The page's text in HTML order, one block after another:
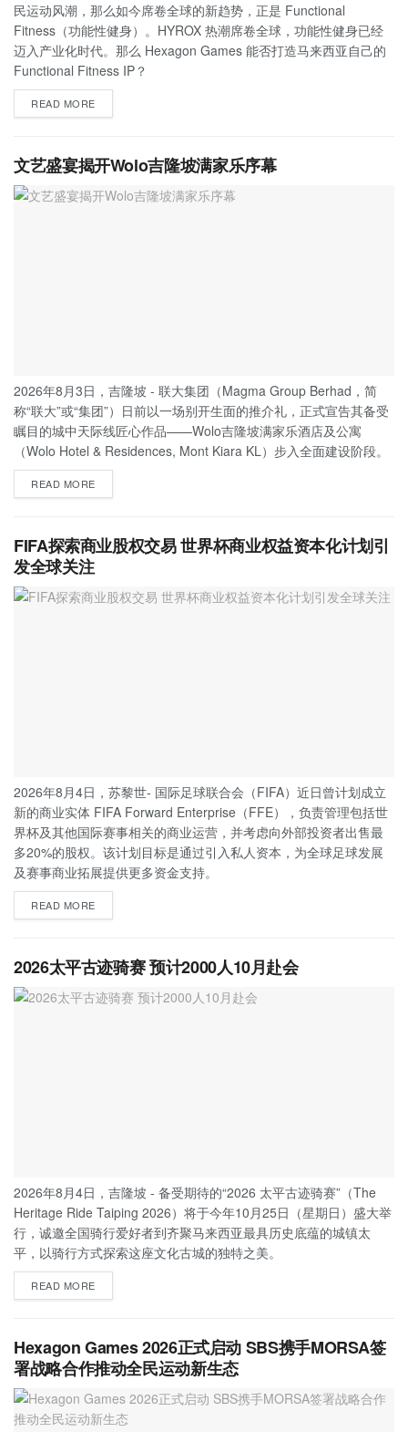
民运动风潮，那么如今席卷全球的新趋势，正是 Functional
Fitness（功能性健身）。HYROX 热潮席卷全球，功能性健身已经
迈入产业化时代。那么 Hexagon Games 能否打造马来西亚自己的
Functional Fitness IP？
READ MORE
文艺盛宴揭开Wolo吉隆坡满家乐序幕
2026年8月3日，吉隆坡 - 联大集团（Magma Group Berhad，简
称“联大”或“集团”）日前以一场别开生面的推介礼，正式宣告其备受
瞩目的城中天际线匠心作品——Wolo吉隆坡满家乐酒店及公寓
（Wolo Hotel & Residences, Mont Kiara KL）步入全面建设阶段。
READ MORE
FIFA探索商业股权交易 世界杯商业权益资本化计划引
发全球关注
2026年8月4日，苏黎世- 国际足球联合会（FIFA）近日曾计划成立
新的商业实体 FIFA Forward Enterprise（FFE），负责管理包括世
界杯及其他国际赛事相关的商业运营，并考虑向外部投资者出售最
多20%的股权。该计划目标是通过引入私人资本，为全球足球发展
及赛事商业拓展提供更多资金支持。
READ MORE
2026太平古迹骑赛 预计2000人10月赴会
2026年8月4日，吉隆坡 - 备受期待的“2026 太平古迹骑赛”（The
Heritage Ride Taiping 2026）将于今年10月25日（星期日）盛大举
行，诚邀全国骑行爱好者到齐聚马来西亚最具历史底蕴的城镇太
平，以骑行方式探索这座文化古城的独特之美。
READ MORE
Hexagon Games 2026正式启动 SBS携手MORSA签
署战略合作推动全民运动新生态